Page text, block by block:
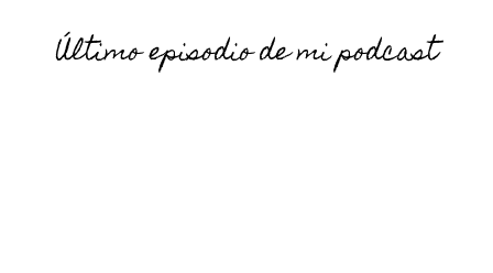
Último episodio de mi podcast